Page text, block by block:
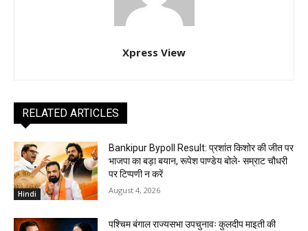
Xpress View
RELATED ARTICLES
Hindi
Bankipur Bypoll Result: प्रशांत किशोर की जीत पर
भाजपा का बड़ा बयान, रूपेश पाण्डेय बोले- सम्राट चौधरी
पर टिप्पणी न करें
August 4, 2026
पश्चिम बंगाल राज्यसभा उपचुनावः कुलदीप माइती की